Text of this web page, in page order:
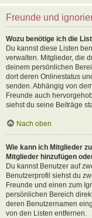
Freunde und
Wozu benötige ich die
Du kannst diese Listen
verwalten. Mitglieder, die
deinem persönlichen
dort deren Onlinestatus
senden. Abhängig von
Freunde auch
siehst du seine Beiträge
Nach oben
Wie kann ich Mitglieder
Mitglieder hinzufügen
Du kannst Benutzer auf
Benutzerprofil siehst du
Freunde und einen zum
persönlichen Bereich
deren Benutzernamen
von den Listen entfernen.